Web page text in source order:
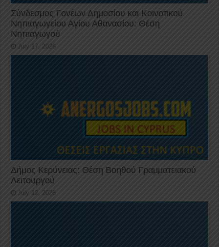
Σύνδεσμος Γονέων Δημοσίου και Κοινοτικού
Νηπιαγωγείου Αγίου Αθανασίου: Θέση
Νηπιαγωγού
July 17, 2026
Δήμος Κερύνειας: Θέση Βοηθού Γραμματειακού
Λειτουργού
July 12, 2026